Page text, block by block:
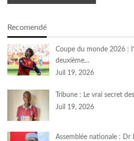
Recomendé
Coupe du monde 2026 :
deuxième…
Juil 19, 2026
Tribune : Le vrai secret
Juil 19, 2026
Assemblée nationale : Dr